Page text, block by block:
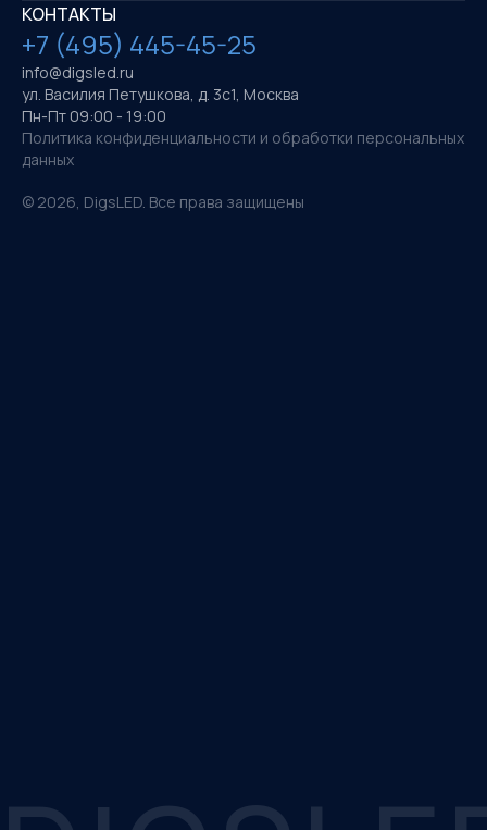
КОНТАКТЫ
+7 (495) 445-45-25
info@digsled.ru
ул. Василия Петушкова, д. 3с1, Москва
Пн-Пт 09:00 - 19:00
Политика конфиденциальности и обработки персональных
данных
© 2026, DigsLED. Все права защищены